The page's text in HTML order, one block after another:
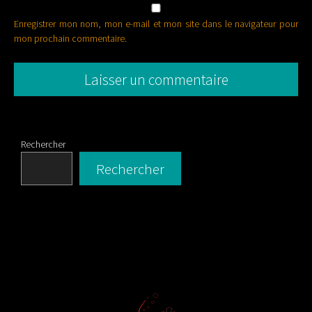
Enregistrer mon nom, mon e-mail et mon site dans le navigateur pour
mon prochain commentaire.
Rechercher
Rechercher